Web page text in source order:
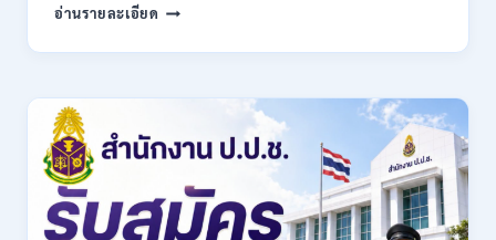
อ่านรายละเอียด สำนักงาน
กองทุน
ส่ง
การ
อนุรักษ์
พลังงาน
เปิด
รับ